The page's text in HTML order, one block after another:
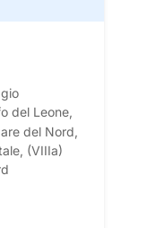
del Leone,
del Nord,
(VIIIa)